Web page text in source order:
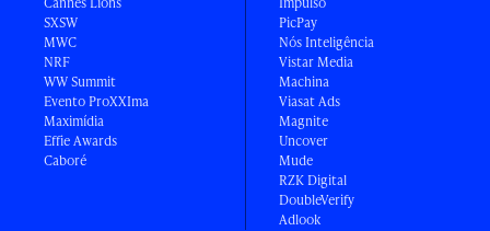
SXSW
MWC
NRF
WW Summit
Evento ProXXIma
Maximídia
Effie Awards
Caboré
PicPay
Nós Inteligência
Vistar Media
Machina
Viasat Ads
Magnite
Uncover
Mude
RZK Digital
DoubleVerify
Adlook